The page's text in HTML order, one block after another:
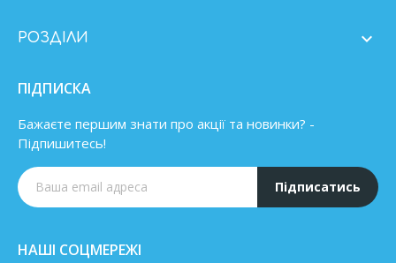
РОЗДІЛИ 
ПІДПИСКА
Бажаєте першим знати про акції та новинки? -
Підпишитесь!
Підписатись
НАШІ СОЦМЕРЕЖІ